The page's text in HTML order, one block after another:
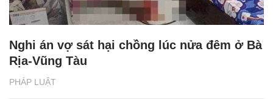
PHÁP LUẬT
Nghi án vợ sát hại chồng lúc nửa đêm ở Bà
Rịa-Vũng Tàu